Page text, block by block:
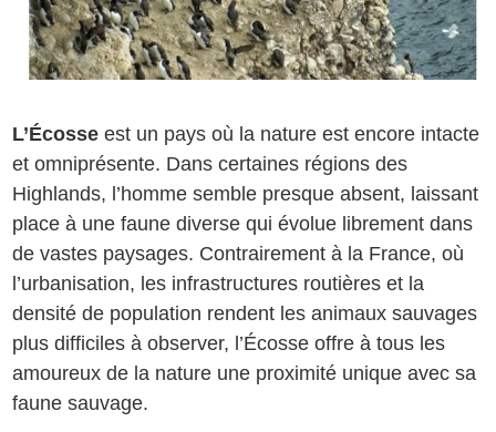
L’Écosse est un pays où la nature est encore intacte
et omniprésente. Dans certaines régions des
Highlands, l’homme semble presque absent, laissant
place à une faune diverse qui évolue librement dans
de vastes paysages. Contrairement à la France, où
l’urbanisation, les infrastructures routières et la
densité de population rendent les animaux sauvages
plus difficiles à observer, l’Écosse offre à tous les
amoureux de la nature une proximité unique avec sa
faune sauvage.